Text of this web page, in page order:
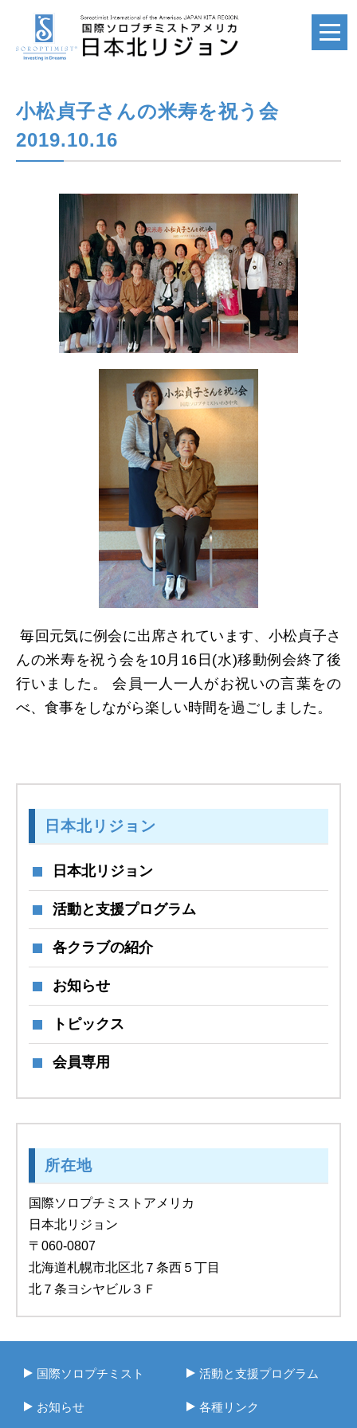
ホーム
国際ソロプチミスト
アメリカ
SIA
日本北リジョン
JAPAN KITA
リンク
LINK
お問い合わせ
CONTACT
会員専用
MEMBERS ONLY
小松貞子さんの米寿を祝う会
2019.10.16
毎回元気に例会に出席されています、小松貞子さ
んの米寿を祝う会を10月16日(水)移動例会終了後
行いました。 会員一人一人がお祝いの言葉をの
べ、食事をしながら楽しい時間を過ごしました。
日本北リジョン
日本北リジョン
活動と支援プログラム
各クラブの紹介
お知らせ
トピックス
会員専用
所在地
国際ソロプチミストアメリカ
日本北リジョン
〒060-0807
北海道札幌市北区北７条西５丁目
北７条ヨシヤビル３Ｆ
国際ソロプチミスト 活動と支援プログラム
お知らせ 各種リンク